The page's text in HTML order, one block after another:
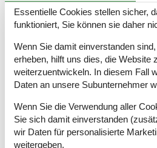
Teilweise Meerblick
Waschmaschine
Winterfest
Wäschetrockner
Draußen
Grill
Kostenloser Parkplatz auf dem
Landschaftsgarten
Essentielle Cookies stellen sicher,
funktioniert, Sie können sie daher
Wenn Sie damit einverstanden
erheben, hilft uns dies, die Website
weiterzuentwickeln. In diesem Fall
Daten an unsere Subunternehmer
Wenn Sie die Verwendung aller
Sie sich damit einverstanden
wir Daten für personalisierte
weitergeben.